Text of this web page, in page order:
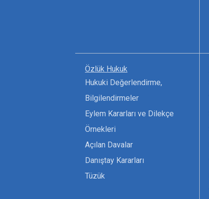
Özlük Hukuk
Hukuki Değerlendirme,
Bilgilendirmeler
Eylem Kararları ve Dilekçe
Örnekleri
Açılan Davalar
Danıştay Kararları
Tüzük